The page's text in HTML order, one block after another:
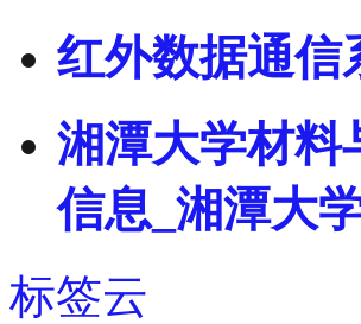
红外数据通信
湘潭大学材料
信息_湘潭大
标签云